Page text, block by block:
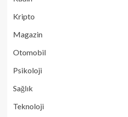
Kripto
Magazin
Otomobil
Psikoloji
Sağlık
Teknoloji